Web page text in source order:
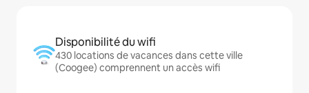
Disponibilité du wifi
430 locations de vacances dans cette ville
(Coogee) comprennent un accès wifi